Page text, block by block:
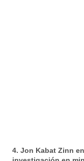
4. Jon Kabat Zinn